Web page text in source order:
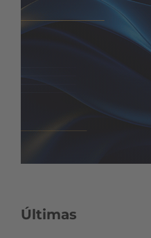
Últimas